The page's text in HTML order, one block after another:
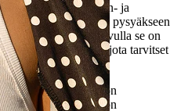
sekä veden- ja
on riittävän vahva pysyäkseen
Sisäkierteensä avulla se on
viimeinen asia, jota tarvitset
draama.
jotta sinulla on
Premiumin saumaton